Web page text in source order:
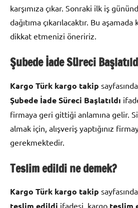
karşımıza çıkar. Sonraki ilk iş
dağıtıma çıkarılacaktır. Bu
dikkat etmenizi öneririz.
Şubede İade Süreci
Kargo Türk kargo takip
Şubede İade Süreci Başlatıldı
firmaya geri gittiği anlamına gelir.
almak için, alışveriş yaptığınız
gerekmektedir.
Teslim edildi ne demek?
Kargo Türk kargo takip
teslim edildi ifadesi, kargo teslim